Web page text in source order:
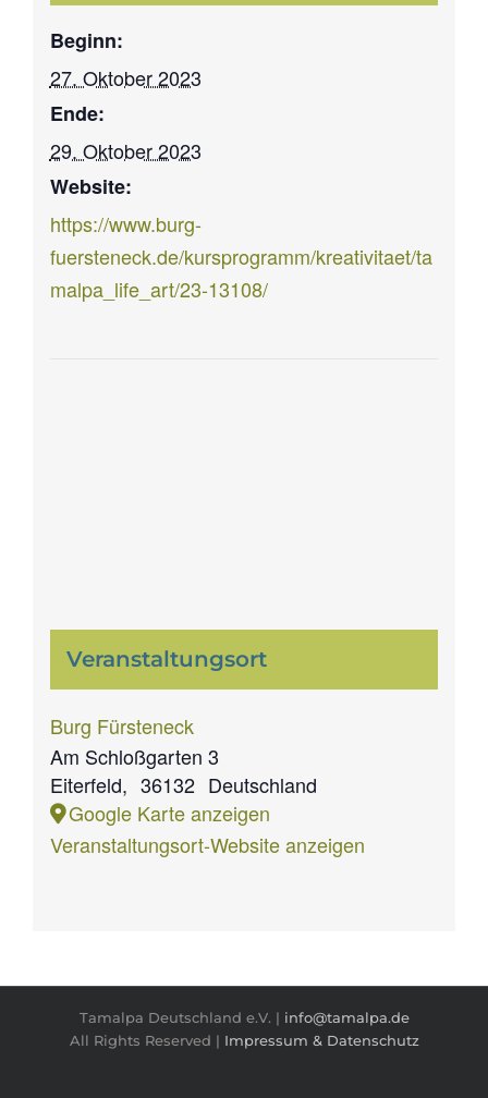
Beginn:
27. Oktober 2023
Ende:
29. Oktober 2023
Website:
https://www.burg-
fuersteneck.de/kursprogramm/kreativitaet/ta
malpa_life_art/23-13108/
Veranstaltungsort
Burg Fürsteneck
Am Schloßgarten 3
Eiterfeld, 36132 Deutschland
Google Karte anzeigen
Veranstaltungsort-Website anzeigen
Tamalpa Deutschland e.V. | info@tamalpa.de
All Rights Reserved | Impressum & Datenschutz